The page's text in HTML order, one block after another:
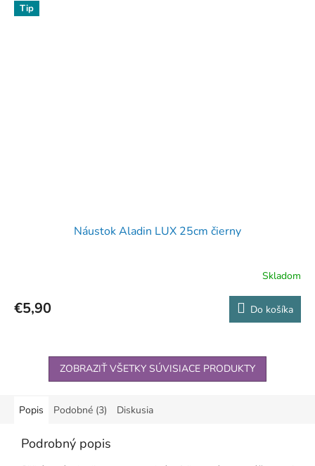
Tip
Náustok Aladin LUX 25cm čierny
Skladom
€5,90 Do košíka
ZOBRAZIŤ VŠETKY SÚVISIACE PRODUKTY
Popis Podobné (3) Diskusia
Podrobný popis